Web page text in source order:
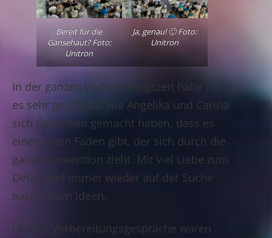
Bereit für die
Gänsehaut? Foto:
Unitron
Ja, genau! 🙂 Foto:
Unitron
In der ganzen Vorbereitungszeit habe ich
es sehr geschätzt, wie Angelika und Carina
sich Gedanken gemacht haben, dass es
einen roten Faden gibt, der sich durch die
ganze Convention zieht. Mit viel Liebe zum
Detail und immer wieder auf der Suche
nach neuen Ideen.
Unsere Vorbereitungsgespräche waren